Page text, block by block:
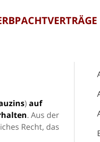
) auf
. Aus der
Recht, das